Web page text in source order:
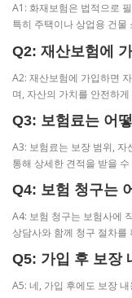
A1: 화재보험은 법적으로
특히 주택이나 상업용 건물
Q2: 재산보험에
A2: 재산보험에 가입하면
며, 자산의 가치를 안전하
Q3: 보험료는 어
A3: 보험료는 보장 범위, 자
통해 상세한 견적을 받을
Q4: 보험 청구는
A4: 보험 청구는 보험사에
상담사와 함께 청구 절차를
Q5: 가입 후 보장
A5: 네, 가입 후에도 보장